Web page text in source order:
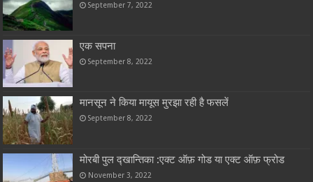
September 7, 2022
एक सपना
September 8, 2022
मानसून ने किया मायूस मुरझा रही है फसलें
September 8, 2022
मोरबी पुल द्खान्तिका :एक्ट ऑफ़ गोड या एक्ट ऑफ़ फ्रोड
November 3, 2022